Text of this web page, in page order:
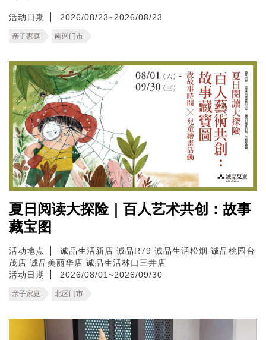
活动日期 2026/08/23~2026/08/23
亲子家庭 南区门市
夏日阅读大探险｜百人艺术共创：故事
藏宝图
活动地点 诚品生活新店 诚品R79 诚品生活松烟 诚品桃园台
茂店 诚品美丽华店 诚品生活林口三井店
活动日期
2026/08/01~2026/09/30
亲子家庭 北区门市